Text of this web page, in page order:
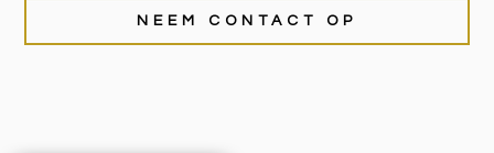
NEEM CONTACT OP